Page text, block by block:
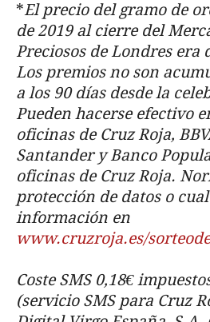
*El precio del gramo de
de 2019 al cierre del
Preciosos de Londres era
Los premios no son
a los 90 días desde la
Pueden hacerse efectivo
oficinas de Cruz Roja,
Santander y Banco
oficinas de Cruz Roja.
protección de datos o
información en
www.cruzroja.es/
Coste SMS 0,18€
(servicio SMS para Cruz